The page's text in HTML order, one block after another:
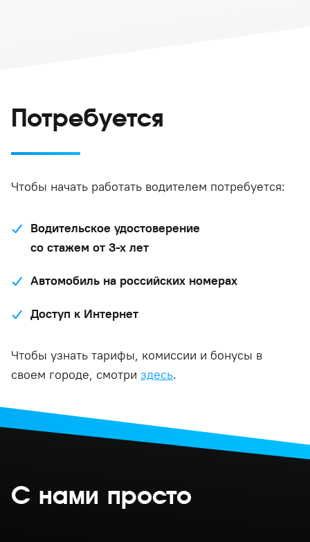
Потребуется
Чтобы начать работать водителем потребуется:
Водительское удостоверение
со стажем от 3-х лет
Автомобиль на российских номерах
Доступ к Интернет
Чтобы узнать тарифы, комиссии и бонусы в
своем городе, смотри здесь.
С нами просто